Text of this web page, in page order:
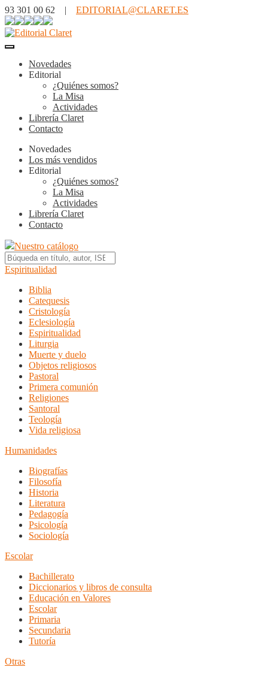
93 301 00 62 | EDITORIAL@CLARET.ES
Novedades
Editorial
¿Quiénes somos?
La Misa
Actividades
Librería Claret
Contacto
Novedades
Los más vendidos
Editorial
¿Quiénes somos?
La Misa
Actividades
Librería Claret
Contacto
Nuestro catálogo
Espiritualidad
Biblia
Catequesis
Cristología
Eclesiología
Espiritualidad
Liturgia
Muerte y duelo
Objetos religiosos
Pastoral
Primera comunión
Religiones
Santoral
Teología
Vida religiosa
Humanidades
Biografías
Filosofía
Historia
Literatura
Pedagogía
Psicología
Sociología
Escolar
Bachillerato
Diccionarios y libros de consulta
Educación en Valores
Escolar
Primaria
Secundaria
Tutoría
Otras